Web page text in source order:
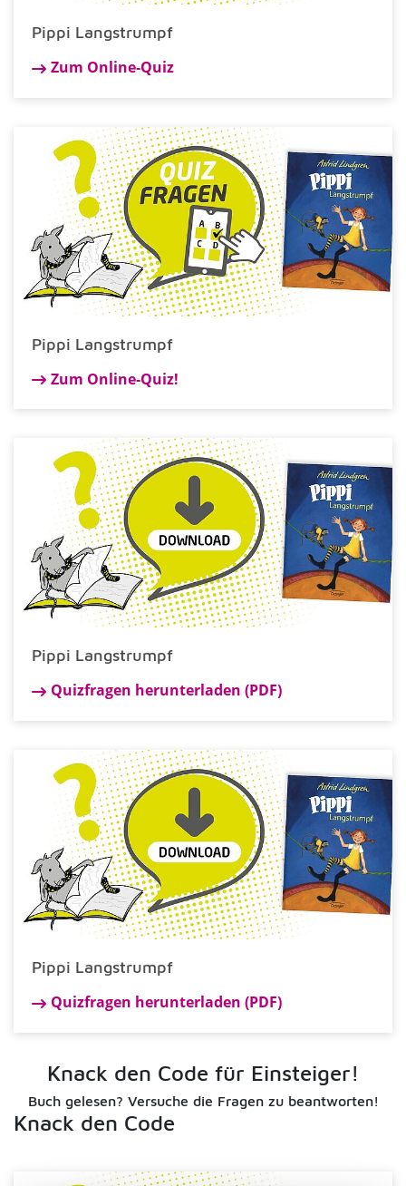
Pippi Langstrumpf
Zum Online-Quiz
Pippi Langstrumpf
Zum Online-Quiz!
Pippi Langstrumpf
Quizfragen herunterladen (PDF)
Pippi Langstrumpf
Quizfragen herunterladen (PDF)
Knack den Code für Einsteiger!
Buch gelesen? Versuche die Fragen zu beantworten!
Knack den Code